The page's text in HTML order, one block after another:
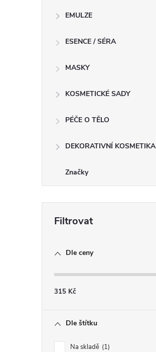
EMULZE
ESENCE / SÉRA
MASKY
KOSMETICKÉ SADY
PÉČE O TĚLO
DEKORATIVNÍ KOSMETIKA
Značky
Dle ceny
315 Kč
Dle štítku
Na skladě 1